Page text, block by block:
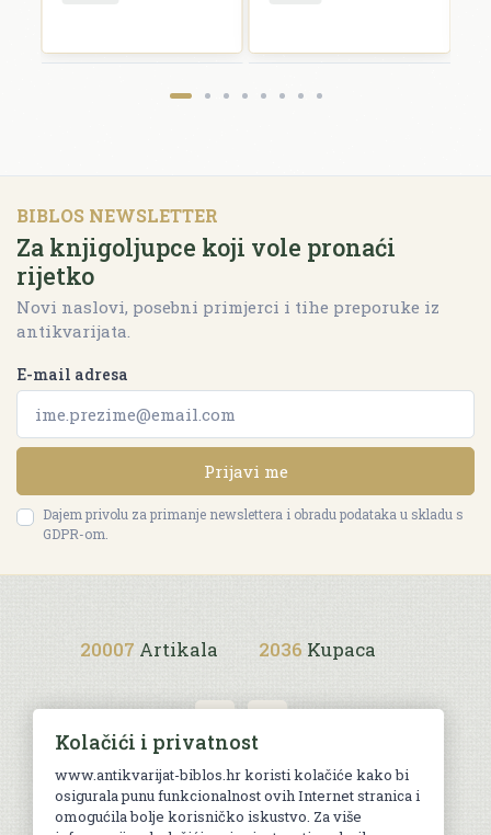
BIBLOS NEWSLETTER
Za knjigoljupce koji vole pronaći
rijetko
Novi naslovi, posebni primjerci i tihe preporuke iz
antikvarijata.
E-mail adresa
Prijavi me
Dajem privolu za primanje newslettera i obradu podataka u skladu s
GDPR-om.
20007 Artikala 2036 Kupaca
Uvjeti kupnje
Kolačići i privatnost
www.antikvarijat-biblos.hr koristi kolačiće kako bi
osigurala punu funkcionalnost ovih Internet stranica i
omogućila bolje korisničko iskustvo. Za više